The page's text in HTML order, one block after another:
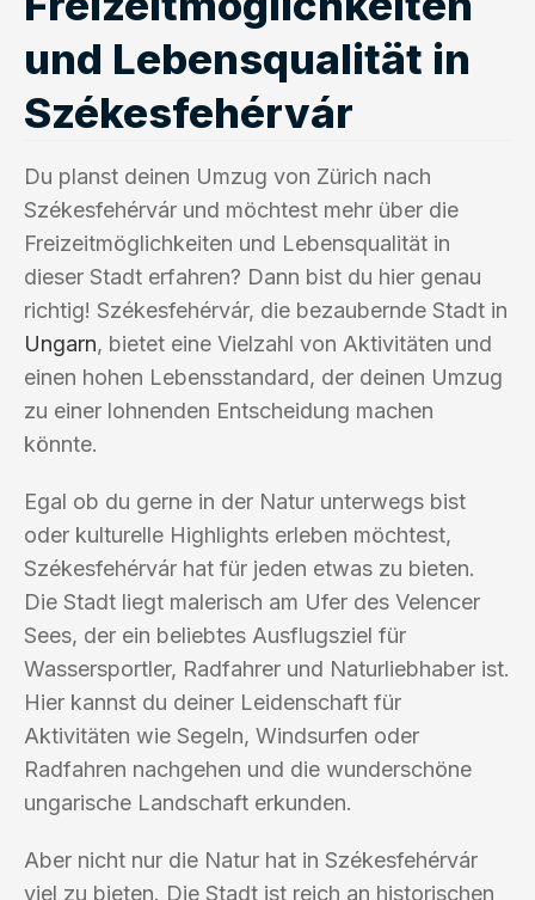
und Lebensqualität in
Székesfehérvár
Du planst deinen Umzug von Zürich nach
Székesfehérvár und möchtest mehr über die
Freizeitmöglichkeiten und Lebensqualität in
dieser Stadt erfahren? Dann bist du hier genau
richtig! Székesfehérvár, die bezaubernde Stadt in
Ungarn, bietet eine Vielzahl von Aktivitäten und
einen hohen Lebensstandard, der deinen Umzug
zu einer lohnenden Entscheidung machen
könnte.
Egal ob du gerne in der Natur unterwegs bist
oder kulturelle Highlights erleben möchtest,
Székesfehérvár hat für jeden etwas zu bieten.
Die Stadt liegt malerisch am Ufer des Velencer
Sees, der ein beliebtes Ausflugsziel für
Wassersportler, Radfahrer und Naturliebhaber ist.
Hier kannst du deiner Leidenschaft für
Aktivitäten wie Segeln, Windsurfen oder
Radfahren nachgehen und die wunderschöne
ungarische Landschaft erkunden.
Aber nicht nur die Natur hat in Székesfehérvár
viel zu bieten. Die Stadt ist reich an historischen